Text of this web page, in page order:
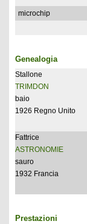
microchip
Genealogia
Stallone
TRIMDON
baio
1926 Regno Unito
Fattrice
ASTRONOMIE
sauro
1932 Francia
Prestazioni